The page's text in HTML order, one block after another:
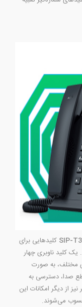
SIP- کلیدهایی برای
کلید ناوبری چهار
مختلف، به صورت
صدا، دسترسی به
از دیگر امکانات این
می‌شوند.